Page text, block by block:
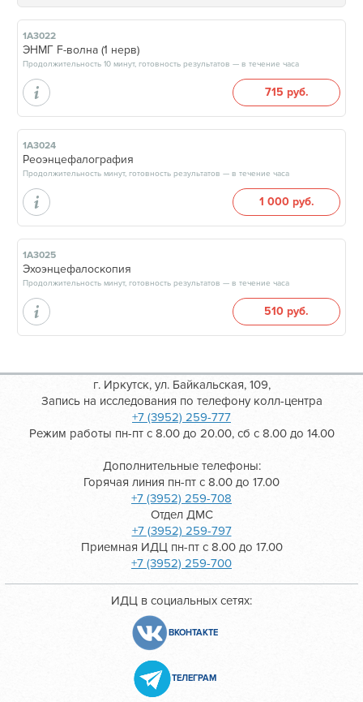
1А3022
ЭНМГ F-волна (1 нерв)
Продолжительность 10 минут, готовность результатов — в течение часа
715 руб.
1А3024
Реоэнцефалография
Продолжительность минут, готовность результатов — в течение часа
1 000 руб.
1А3025
Эхоэнцефалоскопия
Продолжительность минут, готовность результатов — в течение часа
510 руб.
г. Иркутск, ул. Байкальская, 109,
Запись на исследования по телефону колл-центра
+7 (3952) 259-777
Режим работы пн-пт с 8.00 до 20.00, сб с 8.00 до 14.00
Дополнительные телефоны:
Горячая линия пн-пт с 8.00 до 17.00
+7 (3952) 259-708
Отдел ДМС
+7 (3952) 259-797
Приемная ИДЦ пн-пт с 8.00 до 17.00
+7 (3952) 259-700
ИДЦ в социальных сетях:
ВКОНТАКТЕ
ТЕЛЕГРАМ